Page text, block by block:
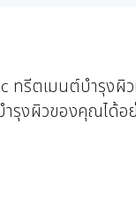
รีตเมนต์บำรุงผิ
รุงผิวของคุณได้อ